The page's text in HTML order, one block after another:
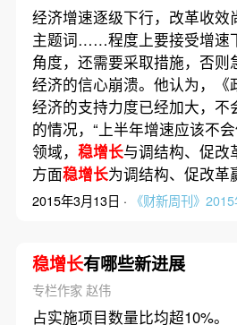
经济增速逐级下行，改革收效
主题词……程度上要接受增速
角度，还需要采取措施，否则
经济的信心崩溃。他认为，《
经济的支持力度已经加大，不
的情况，“上半年增速应该不
领域， 稳增长与调结构、促改
方面稳增长为调结构、促改
2015年3月13日 · 《财新周刊》
稳增长有哪些新进展
专栏作家 赵伟
占实施项目数量比均超10%。